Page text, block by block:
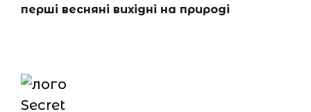
перші весняні вихідні на природі